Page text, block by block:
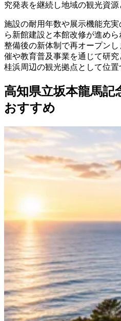
究発表を継続し地域の観光資源
施設の耐用年数や展示機能充
ら新館建設と本館改修が進め
整備後の新体制で再オープン
催や教育普及事業を通じて研究
桂浜周辺の観光拠点として位置
高知県立坂本龍馬記
おすすめ